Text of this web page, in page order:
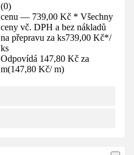
(0)
cenu — 739,00 Kč * Všechny
ceny vč. DPH a bez nákladů
na přepravu za ks739,00 Kč*/
ks
Odpovídá 147,80 Kč za
m(147,80 Kč/ m)